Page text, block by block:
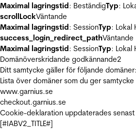
Maximal lagringstid: BeständigTyp:
scrollLockVäntande
Maximal lagringstid: SessionTyp: Lokal
success_login_redirect_pathVäntande
Maximal lagringstid: SessionTyp: Lokal
Domänöverskridande godkännande2
Ditt samtycke gäller för följande domäner:
Lista över domäner som du ger samtycke
www.garnius.se
checkout.garnius.se
Cookie-deklaration uppdaterades
[#IABV2_TITLE#]